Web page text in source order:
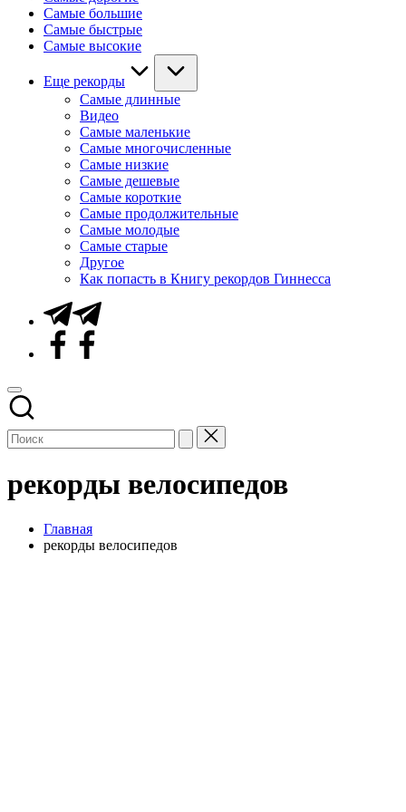
Самые большие
Самые быстрые
Самые высокие
Еще рекорды
Самые длинные
Видео
Самые маленькие
Самые многочисленные
Самые низкие
Самые дешевые
Самые короткие
Самые продолжительные
Самые молодые
Самые старые
Другое
Как попасть в Книгу рекордов Гиннесса
Telegram
Facebook
рекорды велосипедов
Главная
рекорды велосипедов